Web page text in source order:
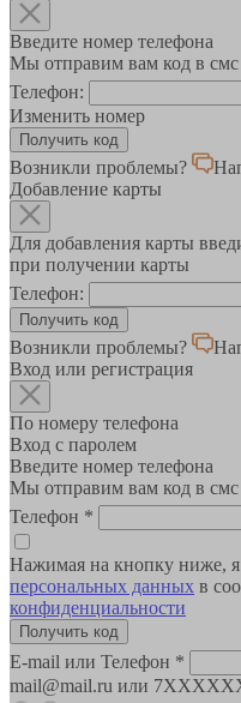
Введите номер телефона
Мы отправим вам код в
Телефон:
Изменить номер
Возникли проблемы?
Добавление карты
Для добавления карты
при получении карты
Телефон:
Возникли проблемы?
Вход или регистрация
По номеру телефона
Вход с паролем
Введите номер телефона
Мы отправим вам код в
Телефон *
Нажимая на кнопку ниже,
персональных данных в
конфиденциальности
E-mail или Телефон *
mail@mail.ru или